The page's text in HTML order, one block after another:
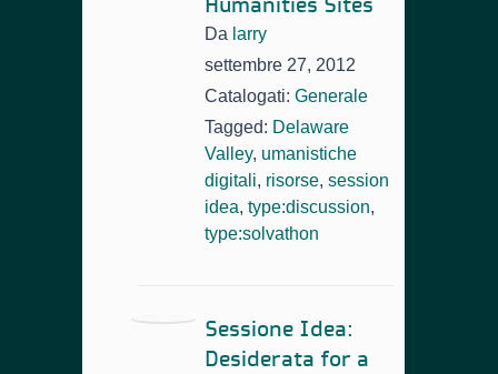
Humanities Sites
Da larry
settembre 27, 2012
Catalogati: Generale
Tagged: Delaware
Valley, umanistiche
digitali, risorse, session
idea, type:discussion,
type:solvathon
Sessione Idea:
Desiderata for a